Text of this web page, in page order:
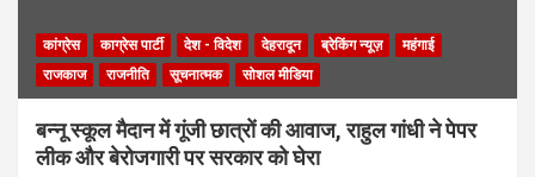
कांग्रेस काग्रेस पार्टी देश - विदेश देहरादून ब्रेकिंग न्यूज़
महंगाई
राजकाज
राजनीति सूचनात्मक सोशल मीडिया
बन्नू स्कूल मैदान में गूंजी छात्रों की आवाज, राहुल गांधी ने पेपर
लीक और बेरोजगारी पर सरकार को घेरा